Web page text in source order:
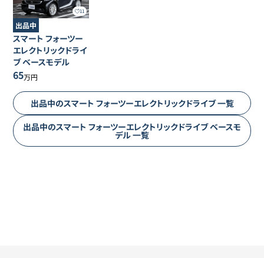
11
出品中
スマート フォーツー
エレクトリックドライ
ブベースモデル
65万円
出品中のスマート フォーツーエレクトリックドライブ一覧
出品中のスマート フォーツーエレクトリックドライブベースモ
デル一覧